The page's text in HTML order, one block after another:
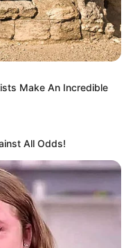
Make An Incredible
All Odds!